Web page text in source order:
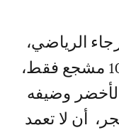
الرياضي،
أنه في حال السماح لحضور 10 مشجع فقط،
لأخضر وضيفه
أن لا تعمد